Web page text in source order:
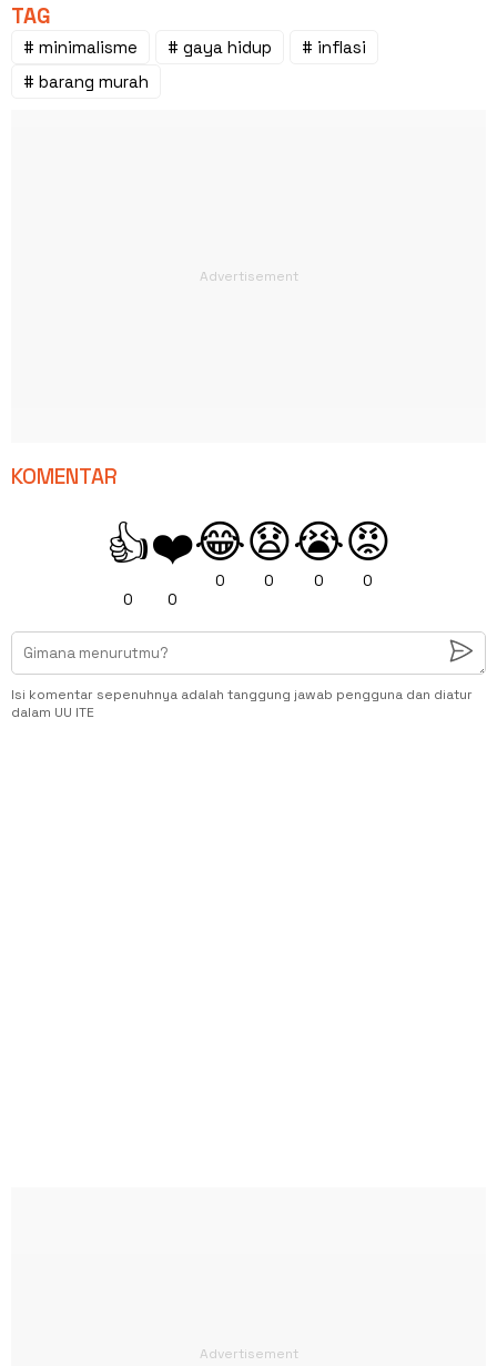
TAG
# minimalisme # gaya hidup
# inflasi
# barang murah
KOMENTAR
👍
0
❤️
0
😂
0
😧
0
😭
0
😡
0
Isi komentar sepenuhnya adalah tanggung jawab pengguna dan diatur
dalam UU ITE